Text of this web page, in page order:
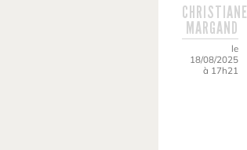
CHRISTIANE
MARGAND
le
18/08/2025
à 17h21